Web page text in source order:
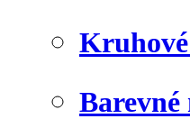
Barevné